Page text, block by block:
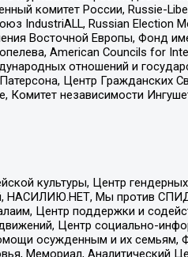
комитет России, Russie-
IndustriALL, Russian Election
Восточной Европы, Фонд
American Councils for
отношений и
Центр Гражданских
независимости
культуры, Центр
НАСИЛИЮ.НЕТ, Мы против
Центр поддержки и
Центр социально-
осужденным и их семьям,
Мемориал, Аналитический